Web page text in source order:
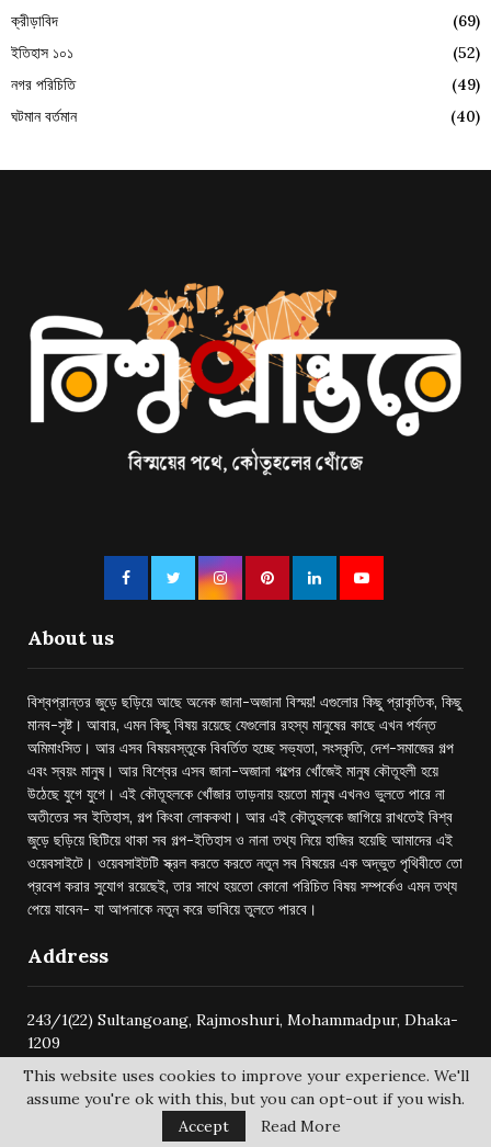
ক্রীড়াবিদ
(69)
ইতিহাস ১০১
(52)
নগর পরিচিতি
(49)
ঘটমান বর্তমান
(40)
About us
বিশ্বপ্রান্তর জুড়ে ছড়িয়ে আছে অনেক জানা-অজানা বিস্ময়! এগুলোর কিছু প্রাকৃতিক, কিছু
মানব-সৃষ্ট। আবার, এমন কিছু বিষয় রয়েছে যেগুলোর রহস্য মানুষের কাছে এখন পর্যন্ত
অমিমাংসিত। আর এসব বিষয়বস্তুকে বিবর্তিত হচ্ছে সভ্যতা, সংস্কৃতি, দেশ-সমাজের গল্প
এবং স্বয়ং মানুষ। আর বিশ্বের এসব জানা-অজানা গল্পের খোঁজেই মানুষ কৌতূহলী হয়ে
উঠেছে যুগে যুগে। এই কৌতূহলকে খোঁজার তাড়নায় হয়তো মানুষ এখনও ভুলতে পারে না
অতীতের সব ইতিহাস, গল্প কিংবা লোককথা। আর এই কৌতুহলকে জাগিয়ে রাখতেই বিশ্ব
জুড়ে ছড়িয়ে ছিটিয়ে থাকা সব গল্প-ইতিহাস ও নানা তথ্য নিয়ে হাজির হয়েছি আমাদের এই
ওয়েবসাইটে। ওয়েবসাইটটি স্ক্রল করতে করতে নতুন সব বিষয়ের এক অদ্ভুত পৃথিবীতে তো
প্রবেশ করার সুযোগ রয়েছেই, তার সাথে হয়তো কোনো পরিচিত বিষয় সম্পর্কেও এমন তথ্য
পেয়ে যাবেন- যা আপনাকে নতুন করে ভাবিয়ে তুলতে পারবে।
Address
243/1(22) Sultangoang, Rajmoshuri, Mohammadpur, Dhaka-
1209
bishwoprantore.comAll Right Reserved.
This website uses cookies to improve your experience. We'll
assume you're ok with this, but you can opt-out if you wish.
Accept
Read More